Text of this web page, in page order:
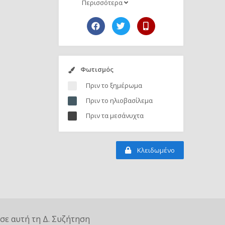
Περισσότερα
Φωτισμός
Πριν το ξημέρωμα
Πριν το ηλιοβασίλεμα
Πριν τα μεσάνυχτα
Κλειδωμένο
αυτή τη Δ. Συζήτηση